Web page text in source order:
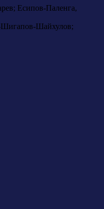
Есипов-Паленга,
Шигапов-Шайхулов;